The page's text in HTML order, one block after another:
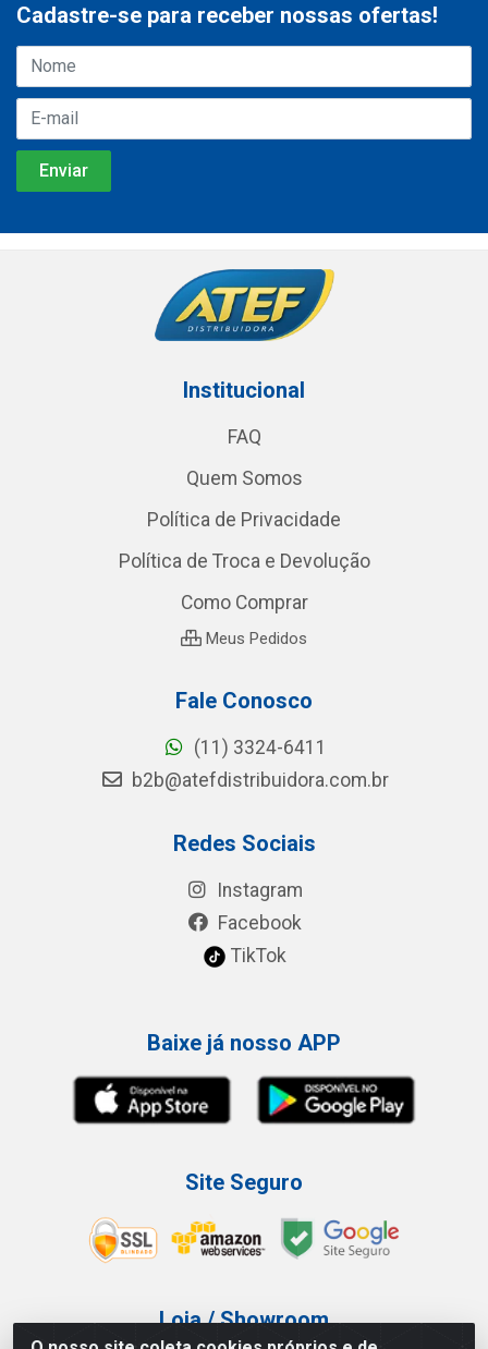
Cadastre-se para receber nossas ofertas!
Institucional
FAQ
Quem Somos
Política de Privacidade
Política de Troca e Devolução
Como Comprar
Meus Pedidos
Fale Conosco
(11) 3324-6411
b2b@atefdistribuidora.com.br
Redes Sociais
Instagram
Facebook
TikTok
Baixe já nosso APP
Site Seguro
Loja / Showroom